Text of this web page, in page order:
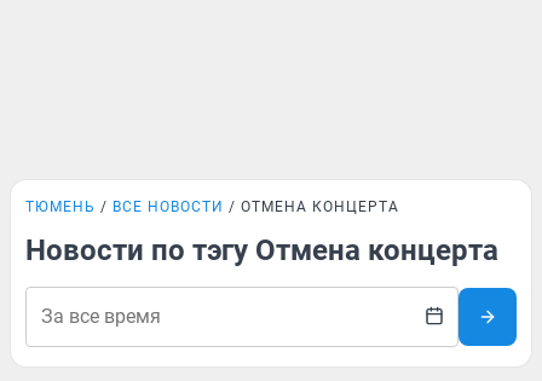
ТЮМЕНЬ ВСЕ НОВОСТИ ОТМЕНА КОНЦЕРТА
Новости по тэгу Отмена концерта